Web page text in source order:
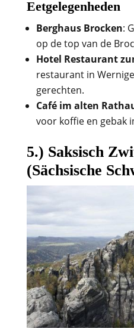
Eetgelegenheden
Berghaus Brocken:
op de top van de
Hotel Restaurant
restaurant in
gerechten.
Café im alten
voor koffie en gebak
5.) Saksisch
(Sächsische